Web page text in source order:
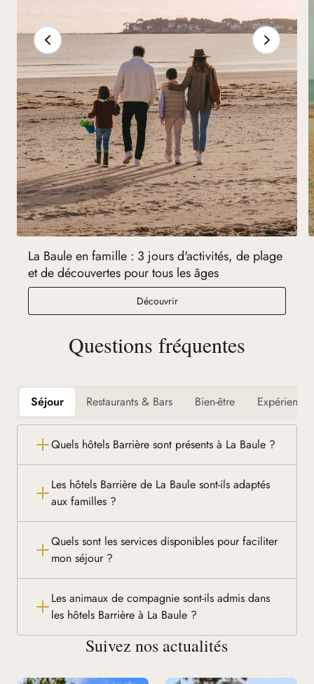
La Baule en famille : 3 jours d'activités, de plage
et de découvertes pour tous les âges
Découvrir
Questions fréquentes
Séjour Restaurants & Bars Bien-être Expériences
Quels hôtels Barrière sont présents à La Baule ?
Les hôtels Barrière de La Baule sont-ils adaptés
aux familles ?
Quels sont les services disponibles pour faciliter
mon séjour ?
Les animaux de compagnie sont-ils admis dans
les hôtels Barrière à La Baule ?
Suivez nos actualités